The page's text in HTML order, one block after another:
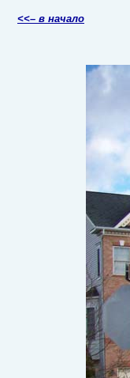
<<– в начало